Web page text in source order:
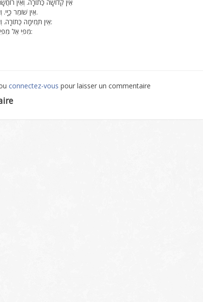
אֵין קְדוֹשָׁה כַּתוֹרָה. וְאֵין
אֵין שׁוֹמֵר כַּיָי. וְאֵין שָׁלֵם כְּבֶן עַמְרָם.
אֵין תְּמִימָה כַּתּוֹרָה. וְאֵין תּוֹמְכָהּ כְּיִשְׂרָאֵל:
מִפִּי אֵל מִפִּי אֵל. יִתְבָּרַךְ יִשְׂרָאֵל:
connectez-vous pour laisser un commentaire